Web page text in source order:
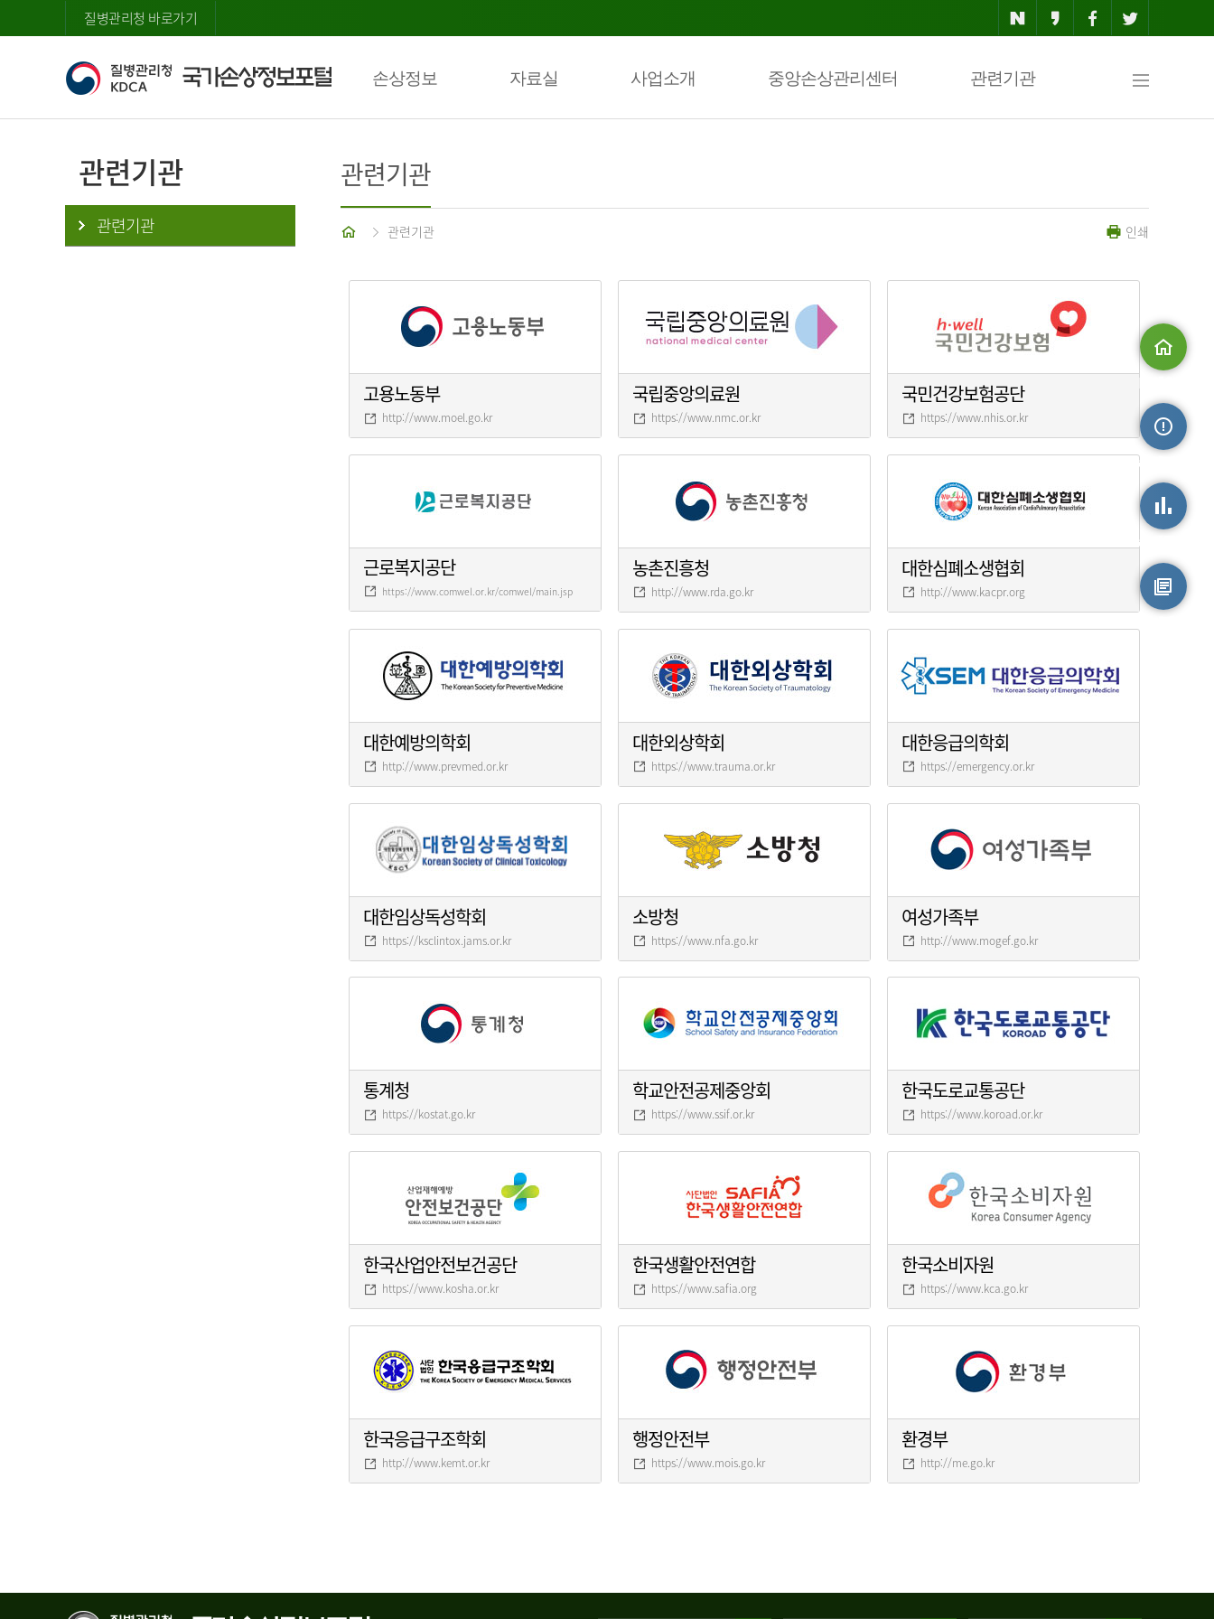
질병관리청 바로가기
손상정보 자료실 사업소개 중앙손상관리센터 관련기관
맵
관련기관
관련기관
관련기관
홈 관련기관 인쇄
고용노동부
http://www.moel.go.kr
국립중앙의료원
https://www.nmc.or.kr
국민건강보험공단
https://www.nhis.or.kr
근로복지공단
https://www.comwel.or.kr/comwel/main.jsp
농촌진흥청
http://www.rda.go.kr
대한심폐소생협회
http://www.kacpr.org
대한예방의학회
http://www.prevmed.or.kr
대한외상학회
https://www.trauma.or.kr
대한응급의학회
https://emergency.or.kr
대한임상독성학회
https://ksclintox.jams.or.kr
소방청
https://www.nfa.go.kr
여성가족부
http://www.mogef.go.kr
통계청
https://kostat.go.kr
학교안전공제중앙회
https://www.ssif.or.kr
한국도로교통공단
https://www.koroad.or.kr
한국산업안전보건공단
https://www.kosha.or.kr
한국생활안전연합
https://www.safia.org
한국소비자원
https://www.kca.go.kr
한국응급구조학회
http://www.kemt.or.kr
행정안전부
https://www.mois.go.kr
환경부
http://me.go.kr